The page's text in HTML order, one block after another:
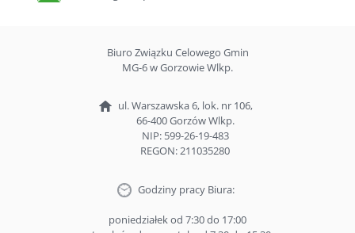
Biuro Związku Celowego Gmin
MG-6 w Gorzowie Wlkp.
ul. Warszawska 6, lok. nr 106,
66-400 Gorzów Wlkp.
NIP: 599-26-19-483
REGON: 211035280
Godziny pracy Biura:
poniedziałek od 7:30 do 17:00